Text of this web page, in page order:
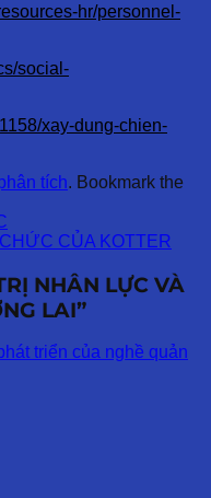
hr/personnel-
social-
xay-dung-chien-
tích. Bookmark the
CỦA KOTTER
NHÂN LỰC VÀ
LAI”
triển của nghề quản